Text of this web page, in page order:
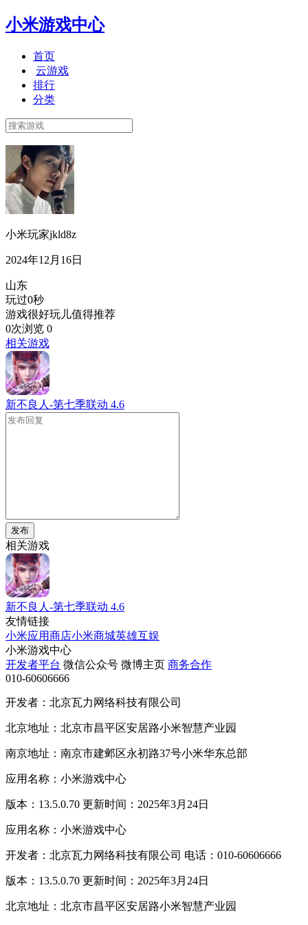
小米游戏中心
首页
云游戏
排行
分类
小米玩家jkld8z
2024年12月16日
山东
玩过0秒
游戏很好玩儿值得推荐
0次浏览 0
相关游戏
新不良人-第七季联动 4.6
发布
相关游戏
新不良人-第七季联动 4.6
友情链接
小米应用商店小米商城英雄互娱
小米游戏中心
开发者平台 微信公众号 微博主页 商务合作
010-60606666
开发者：北京瓦力网络科技有限公司
北京地址：北京市昌平区安居路小米智慧产业园
南京地址：南京市建邺区永初路37号小米华东总部
应用名称：小米游戏中心
版本：13.5.0.70 更新时间：2025年3月24日
应用名称：小米游戏中心
开发者：北京瓦力网络科技有限公司 电话：010-60606666
版本：13.5.0.70 更新时间：2025年3月24日
北京地址：北京市昌平区安居路小米智慧产业园